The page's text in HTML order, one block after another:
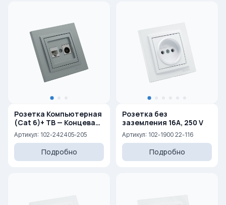
Розетка Компьютерная
(Cat 6)+ ТВ — Концевая
(0,5 dB) (F
Артикул: 102-242405-205
Подробно
Розетка без
заземления 16A, 250 V
Артикул: 102-1900 22-116
Подробно